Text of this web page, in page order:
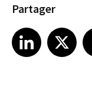
Partager
Share article on LinkedIn
LinkedIn
Share article on X